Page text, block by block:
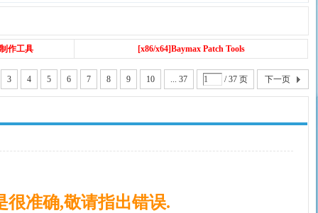
作工具 [x86/x64]Baymax Patch Tools
3 4 5 6 7 8 9 10 ... 37 / 37 页 下一页
很准确,敬请指出错误.